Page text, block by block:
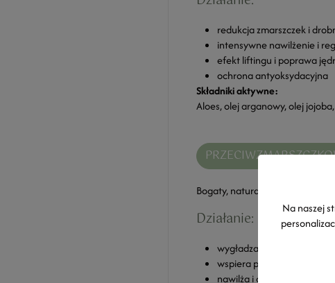
redukcja zmarszczek i
intensywne nawilżenie i
efekt liftingu i poprawa
ochrona antyoksydacyjna
Składniki aktywne:
Aloes, olej arganowy, olej
Bogaty, naturalny krem
Działanie:
wygładza zmarszczki i
wspiera produkcję kolagenu
nawilża i odżywia skórę
Na naszej